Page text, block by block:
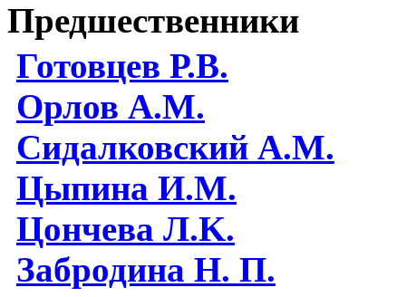
Предшественники
Готовцев Р.В.
Орлов А.М.
Сидалковский А.М.
Цыпина И.М.
Цончева Л.K.
Забродина Н. П.